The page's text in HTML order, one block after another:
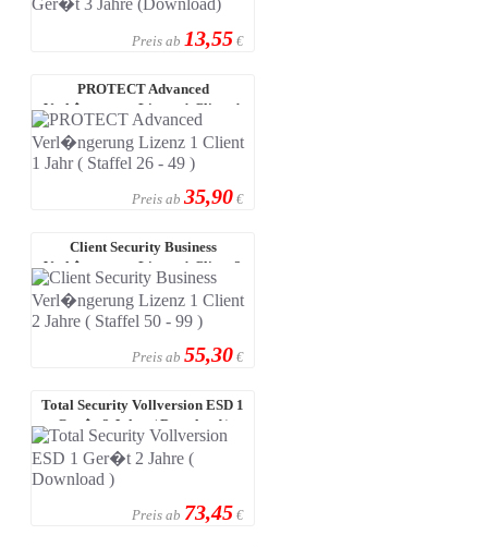
Preis ab 13,55 €
PROTECT Advanced
Verl�ngerung Lizenz 1 Client 1
Jahr ( Staffel 2 ...
Preis ab 35,90 €
Client Security Business
Verl�ngerung Lizenz 1 Client 2
Jahre ( ...
Preis ab 55,30 €
Total Security Vollversion ESD 1
Ger�t 2 Jahre ( Download )
Preis ab 73,45 €